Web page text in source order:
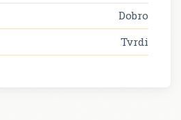
Dobro
Tvrdi